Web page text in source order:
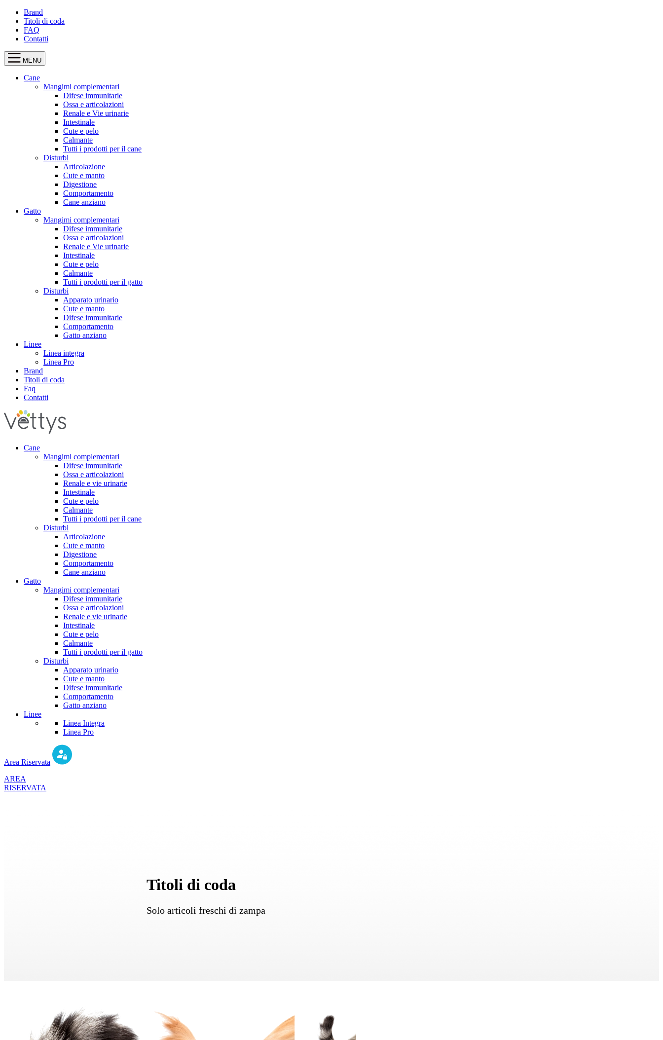
Brand
Titoli di coda
FAQ
Contatti
MENU
Cane
Mangimi complementari
Difese immunitarie
Ossa e articolazioni
Renale e Vie urinarie
Intestinale
Cute e pelo
Calmante
Tutti i prodotti per il cane
Disturbi
Articolazione
Cute e manto
Digestione
Comportamento
Cane anziano
Gatto
Mangimi complementari
Difese immunitarie
Ossa e articolazioni
Renale e Vie urinarie
Intestinale
Cute e pelo
Calmante
Tutti i prodotti per il gatto
Disturbi
Apparato urinario
Cute e manto
Difese immunitarie
Comportamento
Gatto anziano
Linee
Linea integra
Linea Pro
Brand
Titoli di coda
Faq
Contatti
Cane
Mangimi complementari
Difese immunitarie
Ossa e articolazioni
Renale e vie urinarie
Intestinale
Cute e pelo
Calmante
Tutti i prodotti per il cane
Disturbi
Articolazione
Cute e manto
Digestione
Comportamento
Cane anziano
Gatto
Mangimi complementari
Difese immunitarie
Ossa e articolazioni
Renale e vie urinarie
Intestinale
Cute e pelo
Calmante
Tutti i prodotti per il gatto
Disturbi
Apparato urinario
Cute e manto
Difese immunitarie
Comportamento
Gatto anziano
Linee
Linea Integra
Linea Pro
Area Riservata
AREA
RISERVATA
Titoli di coda
Solo articoli freschi di zampa